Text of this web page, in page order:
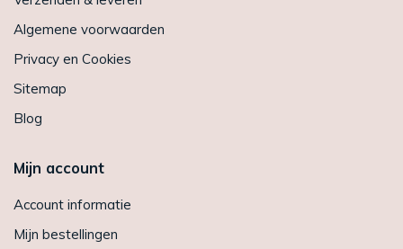
Algemene voorwaarden
Privacy en Cookies
Sitemap
Blog
Mijn account
Account informatie
Mijn bestellingen